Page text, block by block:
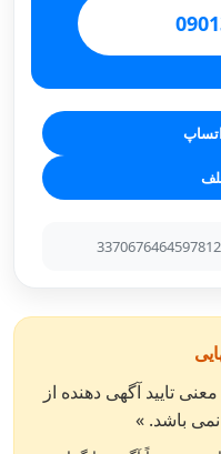
آگهی در سایت کار۵۰ به معنی تایید آگهی دهنده از